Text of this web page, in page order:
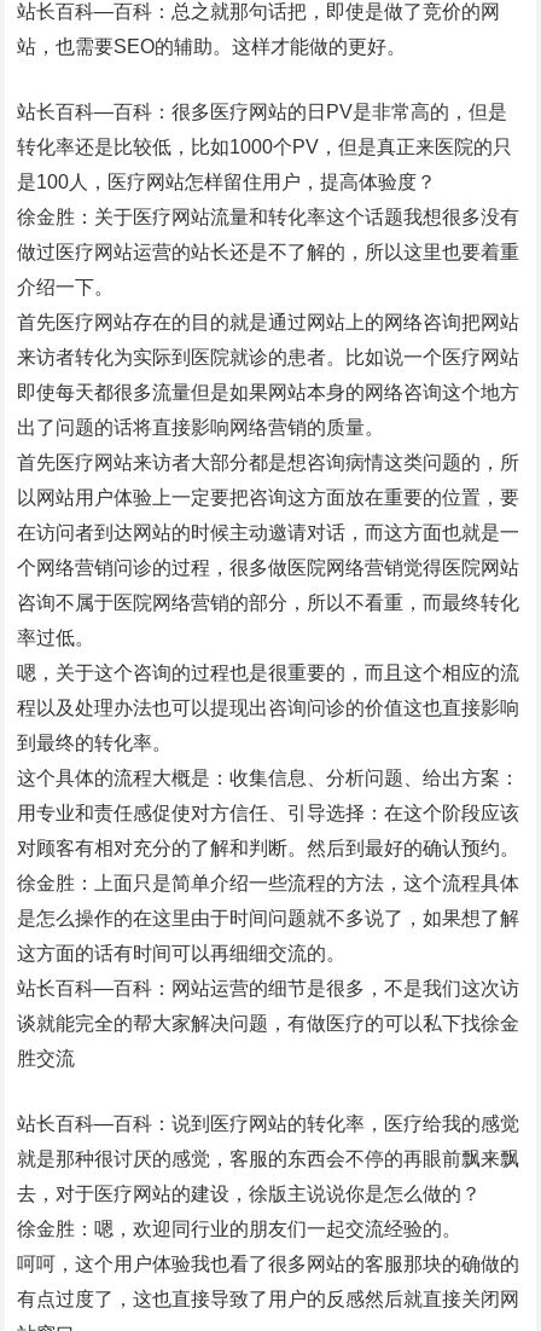
站长百科—百科：总之就那句话把，即使是做了竞价的网
站，也需要SEO的辅助。这样才能做的更好。
站长百科—百科：很多医疗网站的日PV是非常高的，但是
转化率还是比较低，比如1000个PV，但是真正来医院的只
是100人，医疗网站怎样留住用户，提高体验度？
徐金胜：关于医疗网站流量和转化率这个话题我想很多没有
做过医疗网站运营的站长还是不了解的，所以这里也要着重
介绍一下。
首先医疗网站存在的目的就是通过网站上的网络咨询把网站
来访者转化为实际到医院就诊的患者。比如说一个医疗网站
即使每天都很多流量但是如果网站本身的网络咨询这个地方
出了问题的话将直接影响网络营销的质量。
首先医疗网站来访者大部分都是想咨询病情这类问题的，所
以网站用户体验上一定要把咨询这方面放在重要的位置，要
在访问者到达网站的时候主动邀请对话，而这方面也就是一
个网络营销问诊的过程，很多做医院网络营销觉得医院网站
咨询不属于医院网络营销的部分，所以不看重，而最终转化
率过低。
嗯，关于这个咨询的过程也是很重要的，而且这个相应的流
程以及处理办法也可以提现出咨询问诊的价值这也直接影响
到最终的转化率。
这个具体的流程大概是：收集信息、分析问题、给出方案：
用专业和责任感促使对方信任、引导选择：在这个阶段应该
对顾客有相对充分的了解和判断。然后到最好的确认预约。
徐金胜：上面只是简单介绍一些流程的方法，这个流程具体
是怎么操作的在这里由于时间问题就不多说了，如果想了解
这方面的话有时间可以再细细交流的。
站长百科—百科：网站运营的细节是很多，不是我们这次访
谈就能完全的帮大家解决问题，有做医疗的可以私下找徐金
胜交流
站长百科—百科：说到医疗网站的转化率，医疗给我的感觉
就是那种很讨厌的感觉，客服的东西会不停的再眼前飘来飘
去，对于医疗网站的建设，徐版主说说你是怎么做的？
徐金胜：嗯，欢迎同行业的朋友们一起交流经验的。
呵呵，这个用户体验我也看了很多网站的客服那块的确做的
有点过度了，这也直接导致了用户的反感然后就直接关闭网